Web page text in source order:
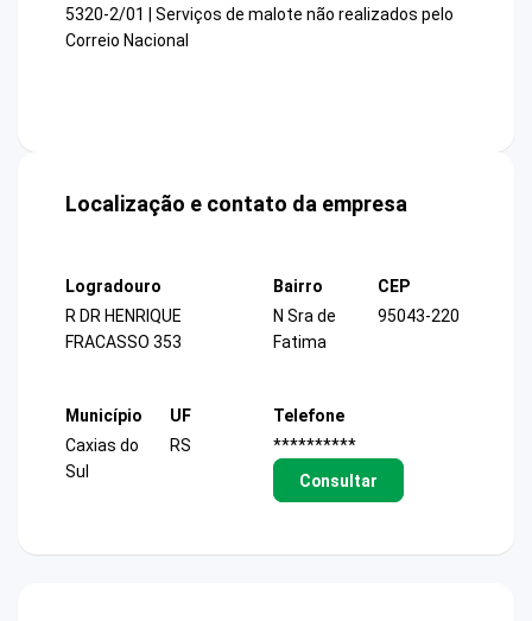
5320-2/01 | Serviços de malote não realizados pelo
Correio Nacional
Localização e contato da empresa
Logradouro
R DR HENRIQUE
FRACASSO 353
Bairro
N Sra de
Fatima
CEP
95043-220
Município
Caxias do
Sul
UF
RS
Telefone
**********
Consultar